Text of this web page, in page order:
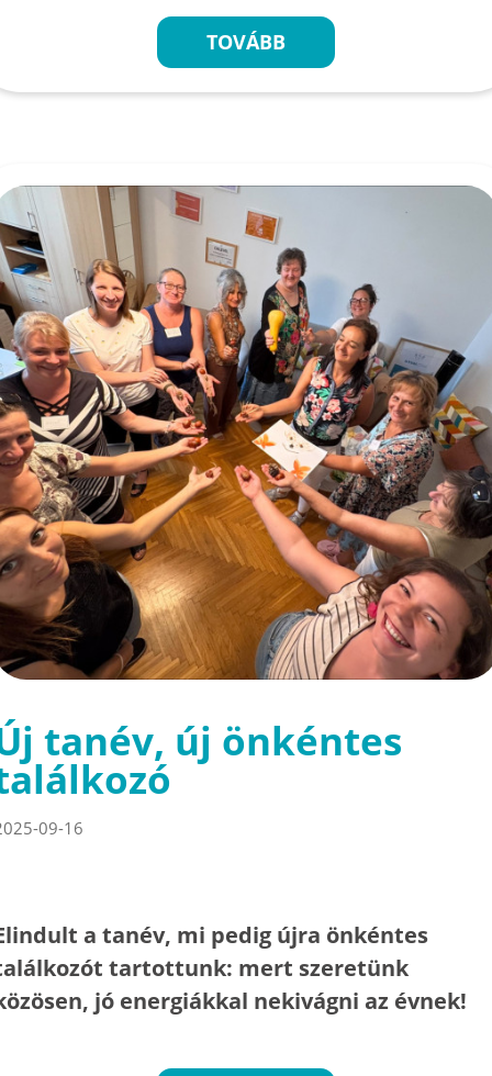
TOVÁBB
tanév, új önkéntes
09-16
a tanév, mi pedig újra önkéntes
tartottunk: mert szeretünk
jó energiákkal nekivágni az évnek!